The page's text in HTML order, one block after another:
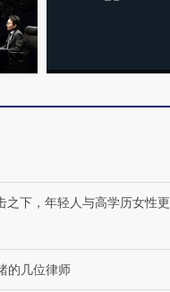
之下，年轻人与高学历女性更
的几位律师